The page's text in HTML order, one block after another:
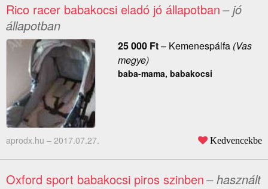
Rico racer babakocsi eladó jó állapotban– jó
állapotban
25 000 Ft– Kemenespálfa(Vas
megye)
baba-mama, babakocsi
aprodx.hu – 2017.07.27. Kedvencekbe
Oxford sport babakocsi piros szinben– használt